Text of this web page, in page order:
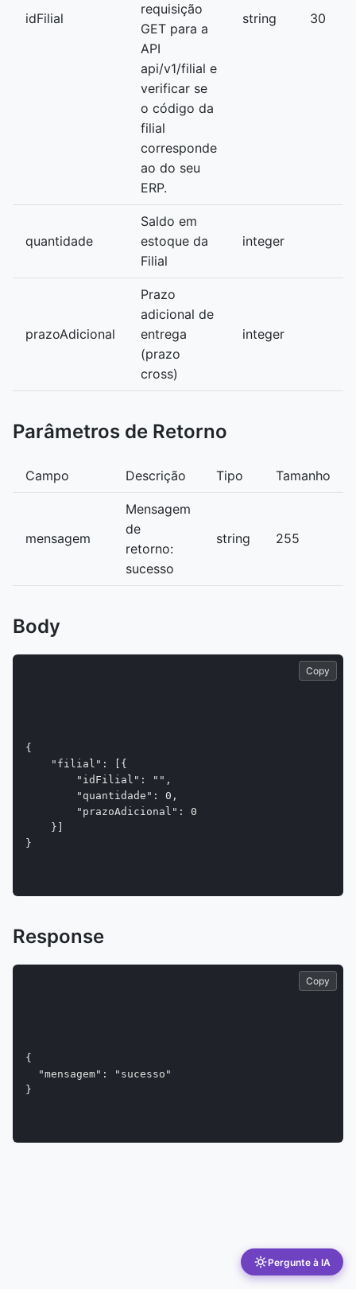
idFilial
requisição
GET para a
API
api/v1/filial e
verificar se
o código da
filial
corresponde
ao do seu
ERP.
string 30
quantidade
Saldo em
estoque da
Filial
integer
prazoAdicional
Prazo
adicional de
entrega
(prazo
cross)
integer
Parâmetros de Retorno
Campo Descrição Tipo Tamanho
mensagem
Mensagem
de
retorno:
sucesso
string 255
Body
Copy
{
    "filial": [{
        "idFilial": "",
        "quantidade": 0,
        "prazoAdicional": 0
    }]
}
Response
Copy
{
}
Pergunte à IA